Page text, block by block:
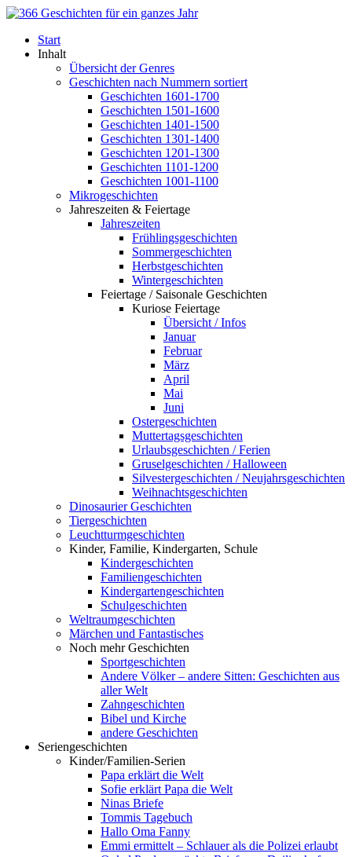
Start
Inhalt
Übersicht der Genres
Geschichten nach Nummern sortiert
Geschichten 1601-1700
Geschichten 1501-1600
Geschichten 1401-1500
Geschichten 1301-1400
Geschichten 1201-1300
Geschichten 1101-1200
Geschichten 1001-1100
Mikrogeschichten
Jahreszeiten & Feiertage
Jahreszeiten
Frühlingsgeschichten
Sommergeschichten
Herbstgeschichten
Wintergeschichten
Feiertage / Saisonale Geschichten
Kuriose Feiertage
Übersicht / Infos
Januar
Februar
März
April
Mai
Juni
Ostergeschichten
Muttertagsgeschichten
Urlaubsgeschichten / Ferien
Gruselgeschichten / Halloween
Silvestergeschichten / Neujahrsgeschichten
Weihnachtsgeschichten
Dinosaurier Geschichten
Tiergeschichten
Leuchtturmgeschichten
Kinder, Familie, Kindergarten, Schule
Kindergeschichten
Familiengeschichten
Kindergartengeschichten
Schulgeschichten
Weltraumgeschichten
Märchen und Fantastisches
Noch mehr Geschichten
Sportgeschichten
Andere Völker – andere Sitten: Geschichten aus
aller Welt
Zahngeschichten
Bibel und Kirche
andere Geschichten
Seriengeschichten
Kinder/Familien-Serien
Papa erklärt die Welt
Sofie erklärt Papa die Welt
Ninas Briefe
Tommis Tagebuch
Hallo Oma Fanny
Emmi ermittelt – Schlauer als die Polizei erlaubt